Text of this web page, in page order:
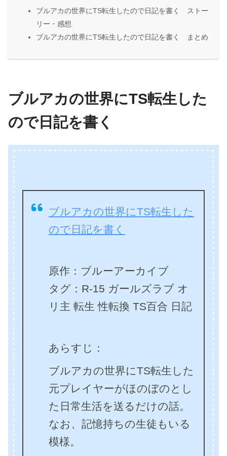
ブルアカの世界にTS転生したので日記を書く ストー
リー・感想
ブルアカの世界にTS転生したので日記を書く まとめ
ブルアカの世界にTS転生した
ので日記を書く
ブルアカの世界にTS転生した
ので日記を書く
原作：ブルーアーカイブ
タグ：R-15 ガールズラブ オ
リ主 転生 性転換 TS百合 日記
あらすじ：
ブルアカの世界にTS転生した
元プレイヤーがほのぼのとし
た日常生活を送るだけの話。
なお、記憶持ちの生徒もいる
模様。